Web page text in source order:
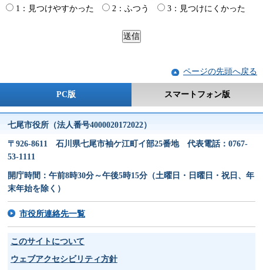
1：見つけやすかった
2：ふつう 3：見つけにくかった
ページの先頭へ戻る
PC版 スマートフォン版
七尾市役所（法人番号4000020172022）
〒926-8611 石川県七尾市袖ケ江町イ部25番地 代表電話：0767-
53-1111
開庁時間：午前8時30分～午後5時15分（土曜日・日曜日・祝日、年
末年始を除く）
市役所連絡先一覧
このサイトについて
ウェブアクセシビリティ方針